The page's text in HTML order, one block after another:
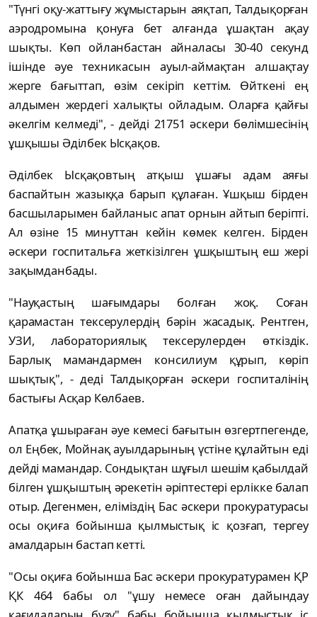
"Түнгі оқу-жаттығу жұмыстарын аяқтап, Талдықорған
аэродромына қонуға бет алғанда ұшақтан ақау
шықты. Көп ойланбастан айналасы 30-40 секунд
ішінде әуе техникасын ауыл-аймақтан алшақтау
жерге бағыттап, өзім секіріп кеттім. Өйткені ең
алдымен жердегі халықты ойладым. Оларға қайғы
әкелгім келмеді", - дейді 21751 әскери бөлімшесінің
ұшқышы Әділбек Ысқақов.
Әділбек Ысқақовтың атқыш ұшағы адам аяғы
баспайтын жазыққа барып құлаған. Ұшқыш бірден
басшыларымен байланыс апат орнын айтып беріпті.
Ал өзіне 15 минуттан кейін көмек келген. Бірден
әскери госпитальға жеткізілген ұшқыштың еш жері
зақымданбады.
"Науқастың шағымдары болған жоқ. Соған
қарамастан тексерулердің бәрін жасадық. Рентген,
УЗИ, лабораториялық тексерулерден өткіздік.
Барлық мамандармен консилиум құрып, көріп
шықтық", - деді Талдықорған әскери госпиталінің
бастығы Асқар Көлбаев.
Апатқа ұшыраған әуе кемесі бағытын өзгертпегенде,
ол Еңбек, Мойнақ ауылдарының үстіне құлайтын еді
дейді мамандар. Сондықтан шұғыл шешім қабылдай
білген ұшқыштың әрекетін әріптестері ерлікке балап
отыр. Дегенмен, еліміздің Бас әскери прокуратурасы
осы оқиға бойынша қылмыстық іс қозғап, тергеу
амалдарын бастап кетті.
"Осы оқиға бойынша Бас әскери прокуратурамен ҚР
ҚК 464 бабы ол "ұшу немесе оған дайындау